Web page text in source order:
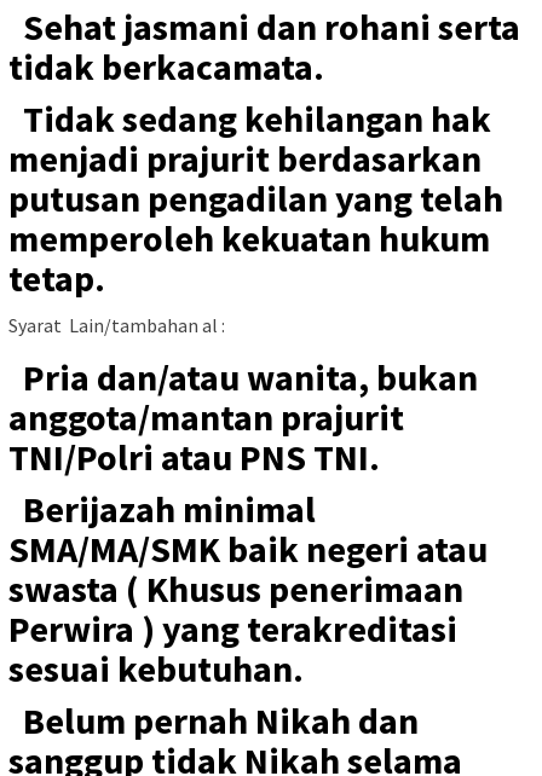
Sehat jasmani dan rohani serta
tidak berkacamata.
Tidak sedang kehilangan hak
menjadi prajurit berdasarkan
putusan pengadilan yang telah
memperoleh kekuatan hukum
tetap.
Syarat Lain/tambahan al :
Pria dan/atau wanita, bukan
anggota/mantan prajurit
TNI/Polri atau PNS TNI.
Berijazah minimal
SMA/MA/SMK baik negeri atau
swasta ( Khusus penerimaan
Perwira ) yang terakreditasi
sesuai kebutuhan.
Belum pernah Nikah dan
sanggup tidak Nikah selama